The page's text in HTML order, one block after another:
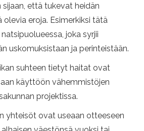
että tukevat heidän
olevia eroja. Esimerkiksi tätä
joka syrjii
uskomuksistaan ​​ja perinteistään.
suhteen tietyt haitat ovat
käyttöön vähemmistöjen
projektissa.
yhteisöt ovat useaan otteeseen